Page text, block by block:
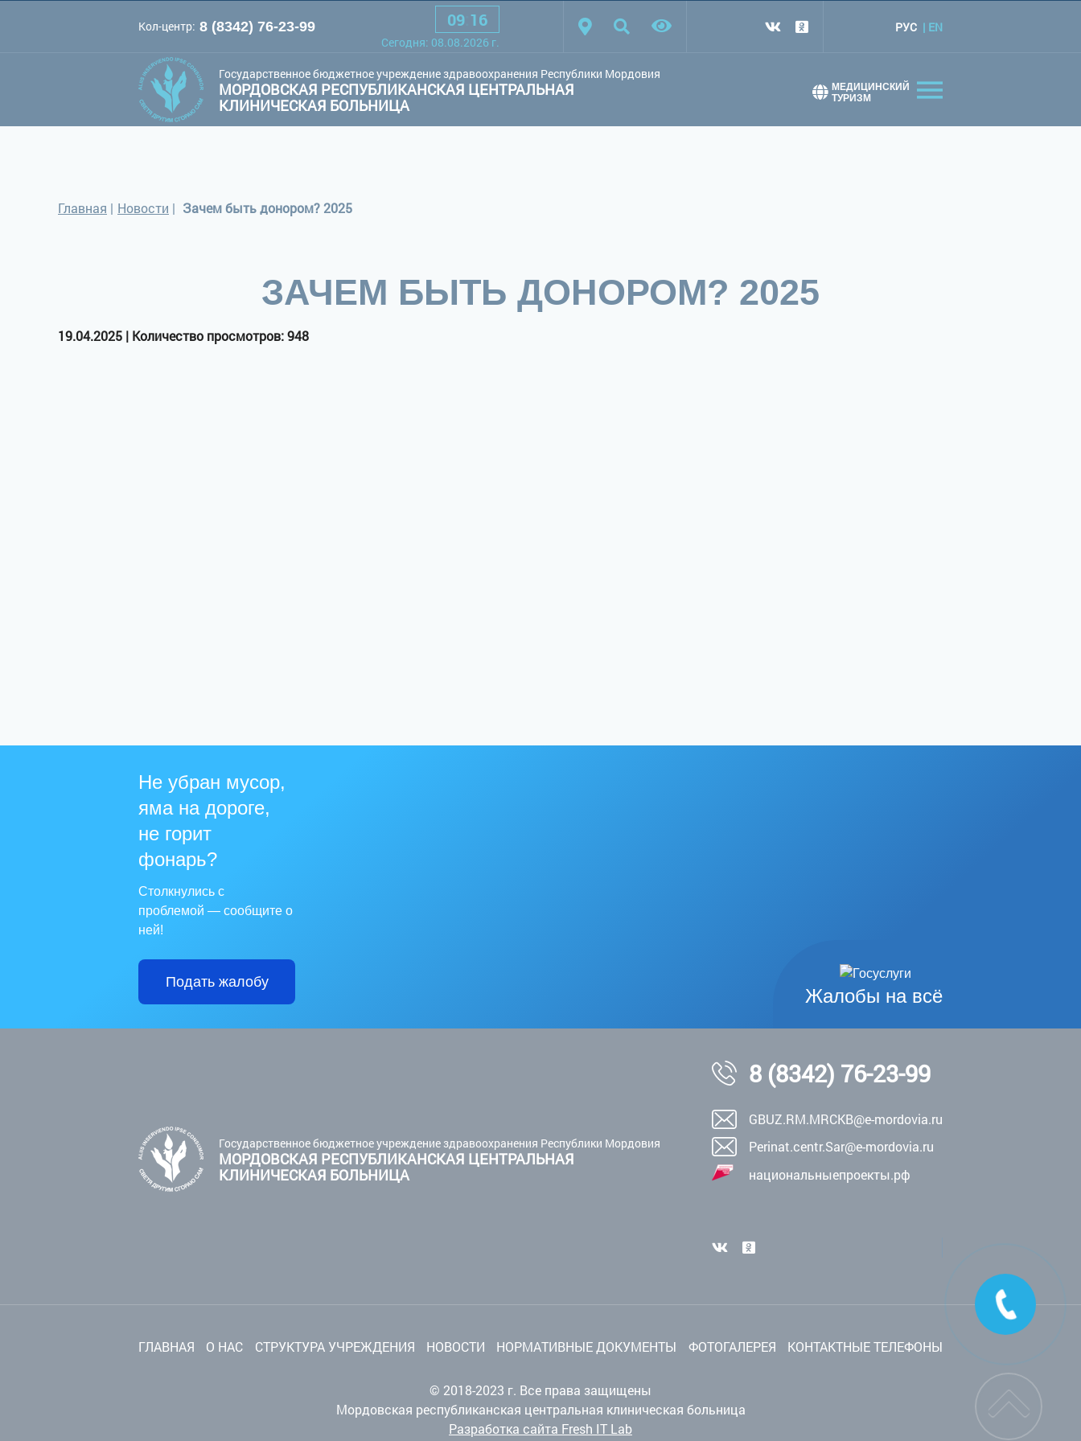
Шрифт: A A A Белая схема Черная схема Обычный сайт
Кол-центр: 8 (8342) 76-23-99 09 16
Cегодня: 08.08.2026 г.
РУС EN
Государственное бюджетное учреждение здравоохранения Республики Мордовия
МОРДОВСКАЯ РЕСПУБЛИКАНСКАЯ ЦЕНТРАЛЬНАЯ
КЛИНИЧЕСКАЯ БОЛЬНИЦА
МЕДИЦИНСКИЙ
ТУРИЗМ
Главная | Новости | Зачем быть донором? 2025
ЗАЧЕМ БЫТЬ ДОНОРОМ? 2025
19.04.2025 | Количество просмотров: 948
Жалобы на всё
Не убран мусор,
яма на дороге,
не горит
фонарь?
Столкнулись с
проблемой — сообщите о
ней!
Подать жалобу
Государственное бюджетное учреждение здравоохранения Республики Мордовия
МОРДОВСКАЯ РЕСПУБЛИКАНСКАЯ ЦЕНТРАЛЬНАЯ
КЛИНИЧЕСКАЯ БОЛЬНИЦА
8 (8342) 76-23-99
GBUZ.RM.MRCKB@e-mordovia.ru
Perinat.centr.Sar@e-mordovia.ru
национальныепроекты.рф
ГЛАВНАЯ О НАС СТРУКТУРА УЧРЕЖДЕНИЯ НОВОСТИ НОРМАТИВНЫЕ ДОКУМЕНТЫ ФОТОГАЛЕРЕЯ КОНТАКТНЫЕ ТЕЛЕФОНЫ
© 2018-2023 г. Все права защищены
Мордовская республиканская центральная клиническая больница
Разработка сайта Fresh IT Lab